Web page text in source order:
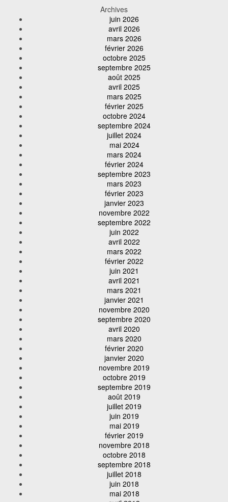
Archives
juin 2026
avril 2026
mars 2026
février 2026
octobre 2025
septembre 2025
août 2025
avril 2025
mars 2025
février 2025
octobre 2024
septembre 2024
juillet 2024
mai 2024
mars 2024
février 2024
septembre 2023
mars 2023
février 2023
janvier 2023
novembre 2022
septembre 2022
juin 2022
avril 2022
mars 2022
février 2022
juin 2021
avril 2021
mars 2021
janvier 2021
novembre 2020
septembre 2020
avril 2020
mars 2020
février 2020
janvier 2020
novembre 2019
octobre 2019
septembre 2019
août 2019
juillet 2019
juin 2019
mai 2019
février 2019
novembre 2018
octobre 2018
septembre 2018
juillet 2018
juin 2018
mai 2018